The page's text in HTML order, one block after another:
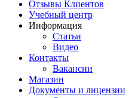
Отзывы Клиентов
Учебный центр
Информация
Статьи
Видео
Контакты
Вакансии
Магазин
Документы и лицензии